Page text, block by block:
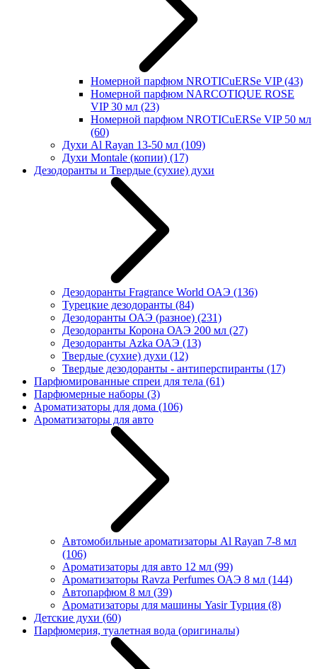
Номерной парфюм NROTICuERSe VIP(43)
Номерной парфюм NARCOTIQUE ROSE
VIP 30 мл (23)
Номерной парфюм NROTICuERSe VIP 50 мл
(60)
Духи Al Rayan 13-50 мл (109)
Духи Montale (копии) (17)
Дезодоранты и Твердые (сухие) духи
Дезодоранты Fragrance World ОАЭ (136)
Турецкие дезодоранты (84)
Дезодоранты ОАЭ (разное) (231)
Дезодоранты Корона ОАЭ 200 мл (27)
Дезодоранты Azka ОАЭ (13)
Твердые (сухие) духи (12)
Твердые дезодоранты - антиперспиранты (17)
Парфюмированные спреи для тела (61)
Парфюмерные наборы (3)
Ароматизаторы для дома (106)
Ароматизаторы для авто
Автомобильные ароматизаторы Al Rayan 7-8 мл
(106)
Ароматизаторы для авто 12 мл (99)
Ароматизаторы Ravza Perfumes ОАЭ 8 мл (144)
Автопарфюм 8 мл (39)
Ароматизаторы для машины Yasir Турция (8)
Детские духи (60)
Парфюмерия, туалетная вода (оригиналы)